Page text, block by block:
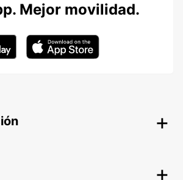
Mejor movilidad.